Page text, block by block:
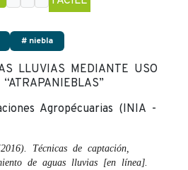
# niebla
LLUVIAS MEDIANTE USO
Agropécuarias (INIA -
Técnicas de captación,
de aguas lluvias [en línea].